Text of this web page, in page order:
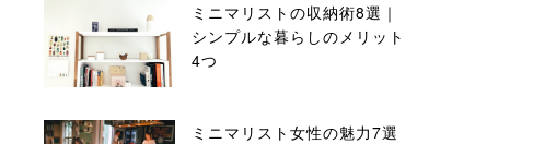
ミニマリストの収納術8選｜
シンプルな暮らしのメリット
4つ
ミニマリスト女性の魅力7選